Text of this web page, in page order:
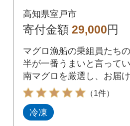
付】
高知県室戸市
寄付金額 29,000円
マグロ漁船の乗組員たち
半が一番うまいと言って
南マグロを厳選し、お届
たします。是非、お刺身や
らし寿司、海鮮丼(ネギトロ
丼、マグロ丼)、漬け丼や
（1件）
冷凍